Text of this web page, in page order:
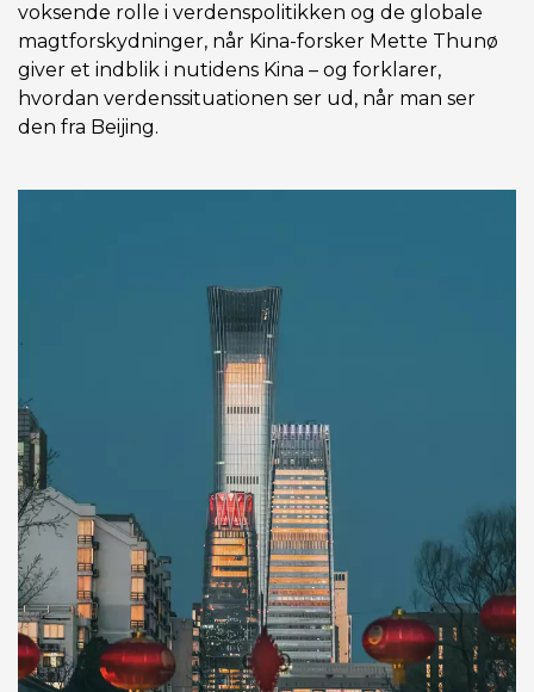
voksende rolle i verdenspolitikken og de globale
magtforskydninger, når Kina-forsker Mette Thunø
giver et indblik i nutidens Kina – og forklarer,
hvordan verdenssituationen ser ud, når man ser
den fra Beijing.